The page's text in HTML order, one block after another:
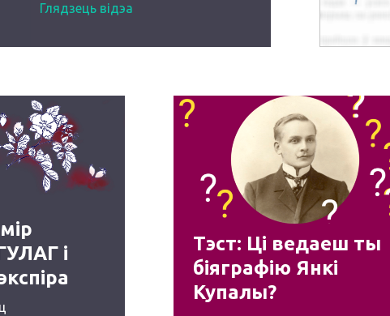
Глядзець відэа
і
Тэст: Ці ведаеш ты
біяграфію Янкі
Купалы?